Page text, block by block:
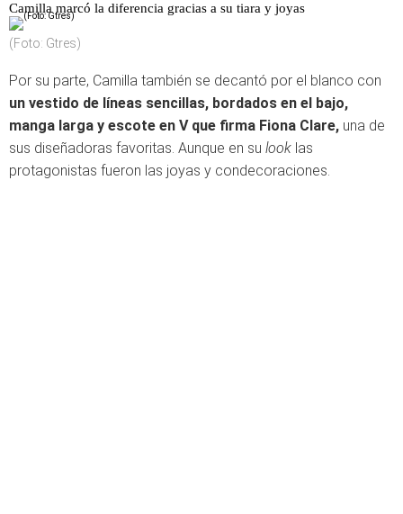
Camilla marcó la diferencia gracias a su tiara y joyas
(Foto: Gtres)
Por su parte, Camilla también se decantó por el blanco con
un vestido de líneas sencillas, bordados en el bajo,
manga larga y escote en V que firma Fiona Clare, una de
sus diseñadoras favoritas. Aunque en su look las
protagonistas fueron las joyas y condecoraciones.